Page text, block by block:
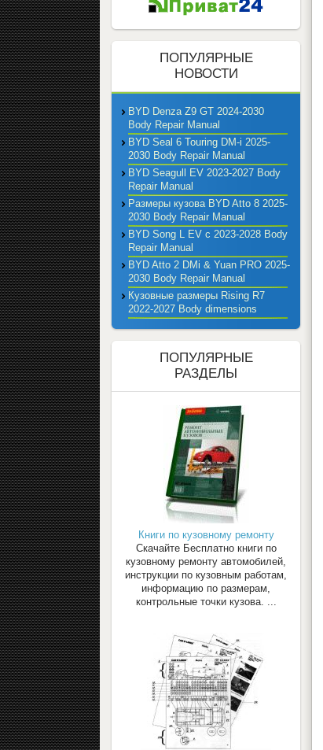
ПОПУЛЯРНЫЕ
НОВОСТИ
BYD Denza Z9 GT 2024-2030
Body Repair Manual
BYD Seal 6 Touring DM-i 2025-
2030 Body Repair Manual
BYD Seagull EV 2023-2027 Body
Repair Manual
Размеры кузова BYD Atto 8 2025-
2030 Body Repair Manual
BYD Song L EV с 2023-2028 Body
Repair Manual
BYD Atto 2 DMi & Yuan PRO 2025-
2030 Body Repair Manual
Кузовные размеры Rising R7
2022-2027 Body dimensions
ПОПУЛЯРНЫЕ
РАЗДЕЛЫ
Книги по кузовному ремонту
Скачайте Бесплатно книги по
кузовному ремонту автомобилей,
инструкции по кузовным работам,
информацию по размерам,
контрольные точки кузова. ...